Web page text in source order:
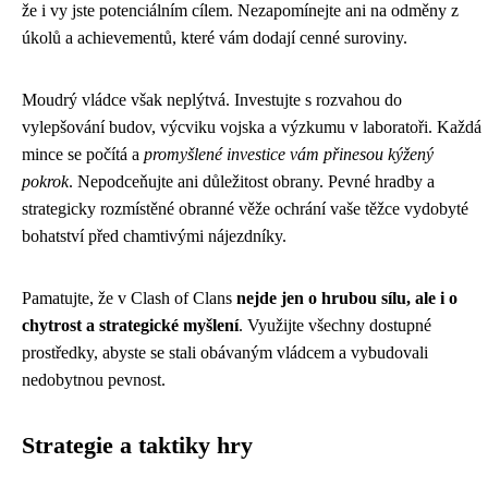
že i vy jste potenciálním cílem. Nezapomínejte ani na odměny z
úkolů a achievementů, které vám dodají cenné suroviny.
Moudrý vládce však neplýtvá. Investujte s rozvahou do
vylepšování budov, výcviku vojska a výzkumu v laboratoři. Každá
mince se počítá a promyšlené investice vám přinesou kýžený
pokrok. Nepodceňujte ani důležitost obrany. Pevné hradby a
strategicky rozmístěné obranné věže ochrání vaše těžce vydobyté
bohatství před chamtivými nájezdníky.
Pamatujte, že v Clash of Clans nejde jen o hrubou sílu, ale i o
chytrost a strategické myšlení. Využijte všechny dostupné
prostředky, abyste se stali obávaným vládcem a vybudovali
nedobytnou pevnost.
Strategie a taktiky hry